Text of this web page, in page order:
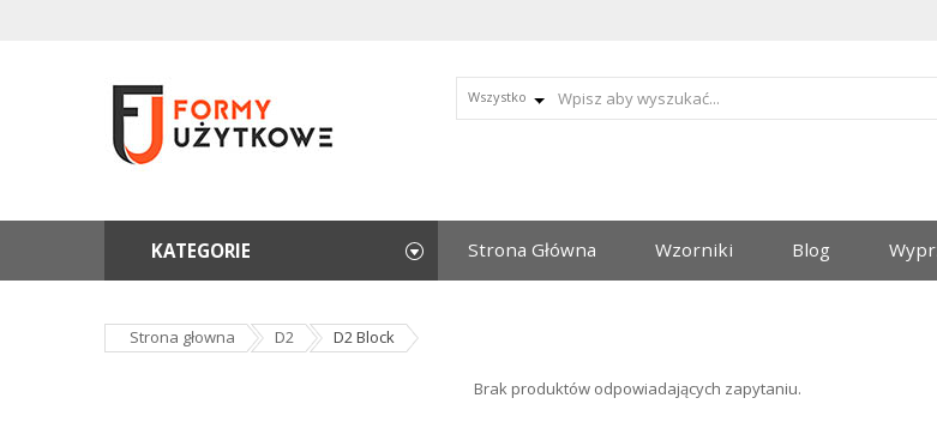
Wszystko
Strona Główna Wzorniki Blog
KATEGORIE
Strona głowna D2 D2 Block
Brak produktów odpowiadających zapytaniu.